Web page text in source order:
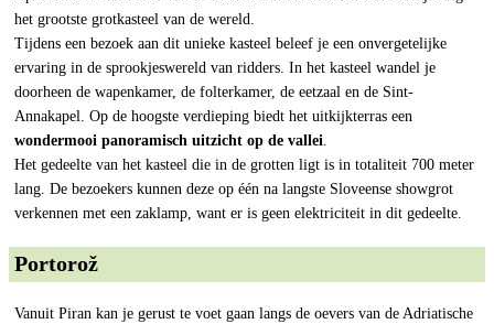
het grootste grotkasteel van de wereld.
Tijdens een bezoek aan dit unieke kasteel beleef je een onvergetelijke
ervaring in de sprookjeswereld van ridders. In het kasteel wandel je
doorheen de wapenkamer, de folterkamer, de eetzaal en de Sint-
Annakapel. Op de hoogste verdieping biedt het uitkijkterras een
wondermooi panoramisch uitzicht op de vallei.
Het gedeelte van het kasteel die in de grotten ligt is in totaliteit 700 meter
lang. De bezoekers kunnen deze op één na langste Sloveense showgrot
verkennen met een zaklamp, want er is geen elektriciteit in dit gedeelte.
Portorož
Vanuit Piran kan je gerust te voet gaan langs de oevers van de Adriatische